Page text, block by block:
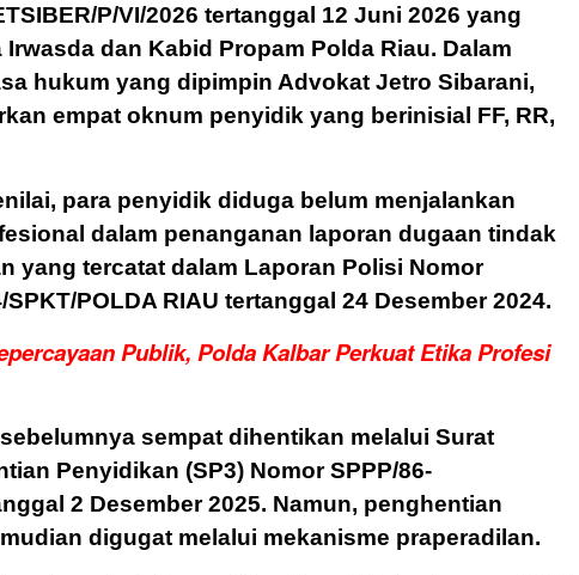
P/VI/2026 tertanggal 12 Juni 2026 yang
dan Kabid Propam Polda Riau. Dalam
hukum yang dipimpin Advokat Jetro Sibarani,
empat oknum penyidik yang berinisial FF, RR,
para penyidik diduga belum menjalankan
dalam penanganan laporan dugaan tindak
yang tercatat dalam Laporan Polisi Nomor
SPKT/POLDA RIAU tertanggal 24 Desember 2024.
Publik, Polda Kalbar Perkuat Etika Profesi
sempat dihentikan melalui Surat
Penyidikan (SP3) Nomor SPPP/86-
2 Desember 2025. Namun, penghentian
digugat melalui mekanisme praperadilan.